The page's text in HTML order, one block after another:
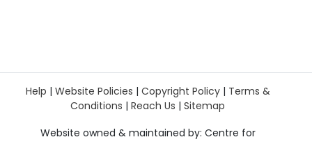
Help | Website Policies | Copyright Policy| Terms &
Conditions | Reach Us | Sitemap
Website owned & maintained by: Centre for